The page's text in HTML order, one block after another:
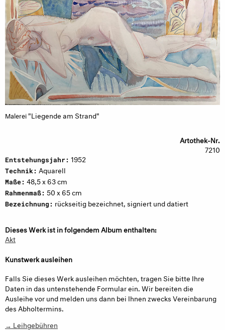
Malerei"Liegende am Strand"
Artothek-Nr.
7210
Entstehungsjahr: 1952
Technik: Aquarell
Maße: 48,5 x 63 cm
Rahmenmaß: 50 x 65 cm
Bezeichnung: rückseitig bezeichnet, signiert und datiert
Dieses Werk ist in folgendem Album enthalten:
Akt
Kunstwerk ausleihen
Falls Sie dieses Werk ausleihen möchten, tragen Sie bitte Ihre
Daten in das untenstehende Formular ein. Wir bereiten die
Ausleihe vor und melden uns dann bei Ihnen zwecks Vereinbarung
des Abholtermins.
→ Leihgebühren